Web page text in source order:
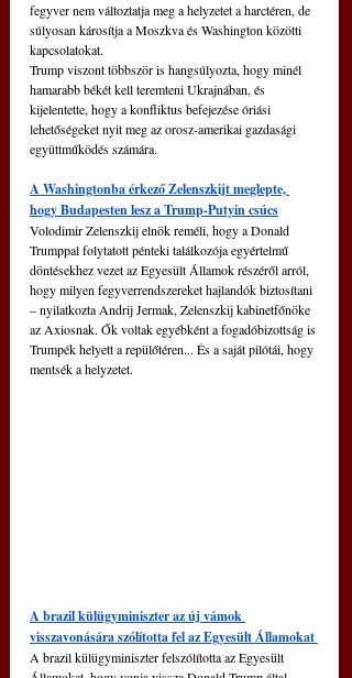
fegyver nem változtatja meg a helyzetet a harctéren, de
súlyosan károsítja a Moszkva és Washington közötti
kapcsolatokat.
Trump viszont többször is hangsúlyozta, hogy minél
hamarabb békét kell teremteni Ukrajnában, és
kijelentette, hogy a konfliktus befejezése óriási
lehetőségeket nyit meg az orosz-amerikai gazdasági
együttműködés számára.
A Washingtonba érkező Zelenszkijt meglepte,
hogy Budapesten lesz a Trump-Putyin csúcs
Volodimir Zelenszkij elnök reméli, hogy a Donald
Trumppal folytatott pénteki találkozója egyértelmű
döntésekhez vezet az Egyesült Államok részéről arról,
hogy milyen fegyverrendszereket hajlandók biztosítani
– nyilatkozta Andrij Jermak, Zelenszkij kabinetfőnöke
az Axiosnak. Ők voltak egyébként a fogadóbizottság is
Trumpék helyett a repülőtéren... És a saját pilótái, hogy
mentsék a helyzetet.
A brazil külügyminiszter az új vámok
visszavonására szólította fel az Egyesült Államokat
A brazil külügyminiszter felszólította az Egyesült